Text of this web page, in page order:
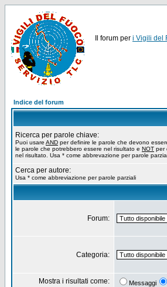
Il forum per i Vigili del
Indice del forum
Ricerca per parole chiave:
Puoi usare AND per definire le parole che devono
le parole che potrebbero essere nel risultato e NOT per
nel risultato. Usa * come abbrevazione per parole
Cerca per autore:
Usa * come abbreviazione per parole parziali
Forum:
Categoria:
Mostra i risultati come: Messaggi